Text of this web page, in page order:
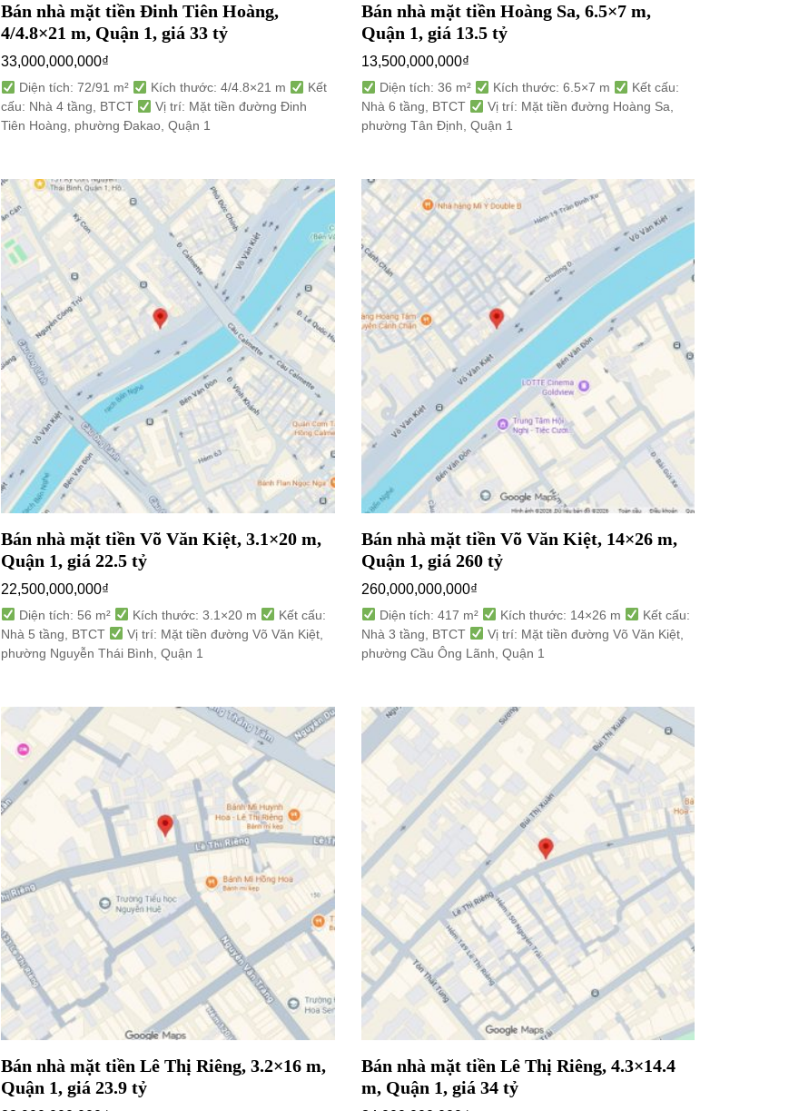
Bán nhà mặt tiền Đinh Tiên Hoàng,
4/4.8×21 m, Quận 1, giá 33 tỷ
33,000,000,000₫
Diện tích: 72/91 m² Kích thước: 4/4.8×21 m
Kết
cấu: Nhà 4 tầng, BTCT
Vị trí: Mặt tiền đường Đinh
Tiên Hoàng, phường Đakao, Quận 1
Bán nhà mặt tiền Hoàng Sa, 6.5×7 m,
Quận 1, giá 13.5 tỷ
13,500,000,000₫
Diện tích: 36 m² Kích thước: 6.5×7 m
Kết cấu:
Nhà 6 tầng, BTCT
Vị trí: Mặt tiền đường Hoàng Sa,
phường Tân Định, Quận 1
Bán nhà mặt tiền Võ Văn Kiệt, 3.1×20 m,
Quận 1, giá 22.5 tỷ
22,500,000,000₫
Diện tích: 56 m² Kích thước: 3.1×20 m
Kết cấu:
Nhà 5 tầng, BTCT
Vị trí: Mặt tiền đường Võ Văn Kiệt,
phường Nguyễn Thái Bình, Quận 1
Bán nhà mặt tiền Võ Văn Kiệt, 14×26 m,
Quận 1, giá 260 tỷ
260,000,000,000₫
Diện tích: 417 m² Kích thước: 14×26 m
Kết cấu:
Nhà 3 tầng, BTCT
Vị trí: Mặt tiền đường Võ Văn Kiệt,
phường Cầu Ông Lãnh, Quận 1
Bán nhà mặt tiền Lê Thị Riêng, 3.2×16 m,
Quận 1, giá 23.9 tỷ
Bán nhà mặt tiền Lê Thị Riêng, 4.3×14.4
m, Quận 1, giá 34 tỷ